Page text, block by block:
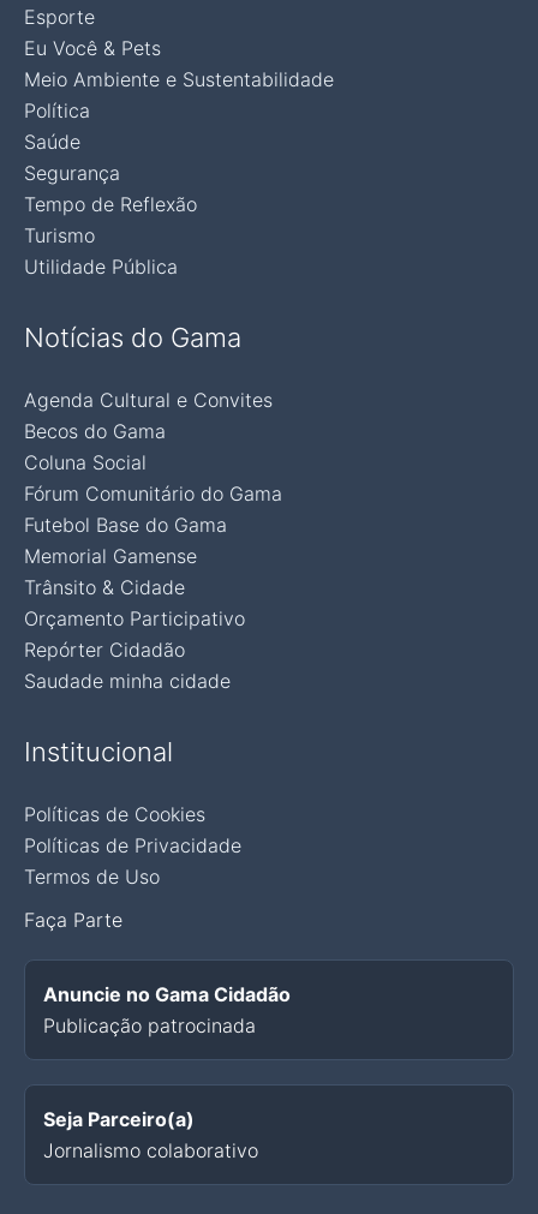
Esporte
Eu Você & Pets
Meio Ambiente e Sustentabilidade
Política
Saúde
Segurança
Tempo de Reflexão
Turismo
Utilidade Pública
Notícias do Gama
Agenda Cultural e Convites
Becos do Gama
Coluna Social
Fórum Comunitário do Gama
Futebol Base do Gama
Memorial Gamense
Trânsito & Cidade
Orçamento Participativo
Repórter Cidadão
Saudade minha cidade
Institucional
Políticas de Cookies
Políticas de Privacidade
Termos de Uso
Faça Parte
Anuncie no Gama Cidadão
Publicação patrocinada
Seja Parceiro(a)
Jornalismo colaborativo